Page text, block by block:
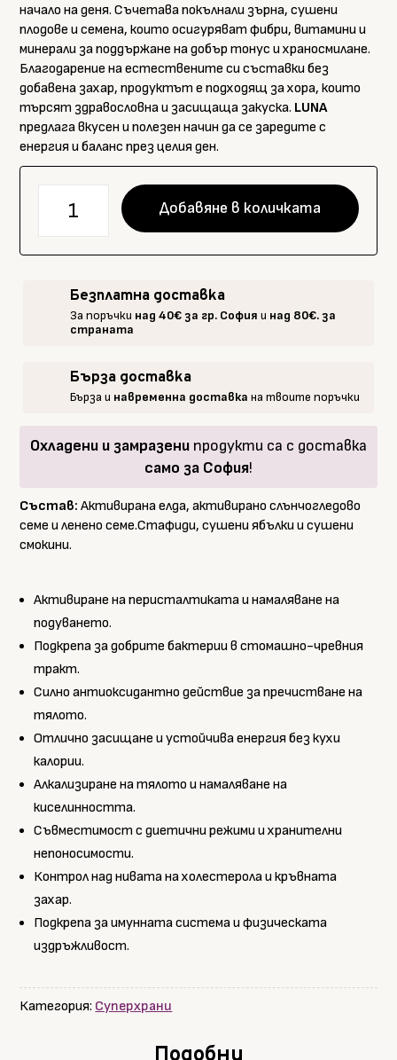
начало на деня. Съчетава покълнали зърна, сушени
плодове и семена, които осигуряват фибри, витамини и
минерали за поддържане на добър тонус и храносмилане.
Благодарение на естествените си съставки без
добавена захар, продуктът е подходящ за хора, които
търсят здравословна и засищаща закуска. LUNA
предлага вкусен и полезен начин да се заредите с
енергия и баланс през целия ден.
Superfoods
активирана
ябълка
ленено
гр.
Добавяне в количката
Безплатна доставка
За поръчки над 40€ за гр. София и над 80€. за
страната
Бърза доставка
Бърза и навременна доставка на твоите поръчки
Охладени и замразени продукти са с доставка
само за София!
Състав:Активирана елда, активирано слънчогледово
семе и ленено семе.Стафиди, сушени ябълки и сушени
смокини.
Активиране на перисталтиката и намаляване на
подуването.
Подкрепа за добрите бактерии в стомашно-чревния
тракт.
Силно антиоксидантно действие за пречистване на
тялото.
Отлично засищане и устойчива енергия без кухи
калории.
Алкализиране на тялото и намаляване на
киселинността.
Съвместимост с диетични режими и хранителни
непоносимости.
Контрол над нивата на холестерола и кръвната
захар.
Подкрепа за имунната система и физическата
издръжливост.
Категория: Суперхрани